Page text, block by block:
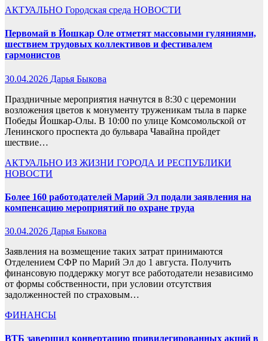
АКТУАЛЬНО Городская среда НОВОСТИ
Первомай в Йошкар Оле отметят массовыми гуляниями,
шествием трудовых коллективов и фестивалем
гармонистов
30.04.2026 Дарья Быкова
Праздничные мероприятия начнутся в 8:30 с церемонии
возложения цветов к монументу труженикам тыла в парке
Победы Йошкар-Олы. В 10:00 по улице Комсомольской от
Ленинского проспекта до бульвара Чавайна пройдет
шествие…
АКТУАЛЬНО ИЗ ЖИЗНИ ГОРОДА И РЕСПУБЛИКИ
НОВОСТИ
Более 160 работодателей Марий Эл подали заявления на
компенсацию мероприятий по охране труда
30.04.2026 Дарья Быкова
Заявления на возмещение таких затрат принимаются
Отделением СФР по Марий Эл до 1 августа. Получить
финансовую поддержку могут все работодатели независимо
от формы собственности, при условии отсутствия
задолженностей по страховым…
ФИНАНСЫ
ВТБ завершил конвертацию привилегированных акций в